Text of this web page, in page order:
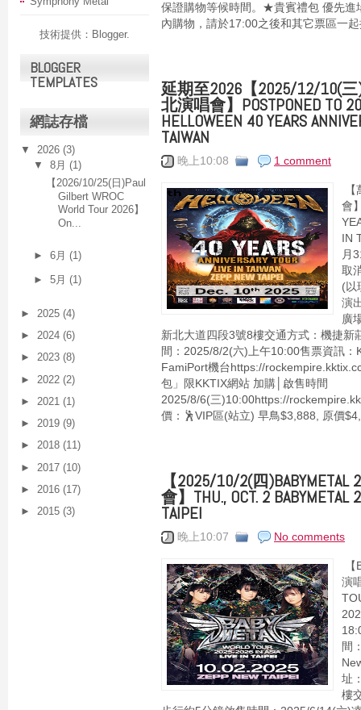
技術提供： Blogger.
BLOGGER
TEMPLATES
網誌存檔
▼ 2026 (3)
▼ 8月 (1)
【2026/10/25(日)Paul
Gilbert WROC
World Tour 2026】
On...
► 6月 (1)
► 5月 (1)
► 2025 (4)
► 2024 (6)
► 2023 (8)
► 2022 (2)
► 2021 (1)
► 2019 (9)
► 2018 (11)
► 2017 (10)
► 2016 (17)
► 2015 (3)
保證購物等候時間。★貴賓禮包 優先進
內購物，請於17:00之後和其它票區一
延期至2026【2025/12/10(
北演唱會】POSTPONED TO
HELLOWEEN 40 YEARS
TAIWAN
晚上10:08 1 comment
【
會
IN
月
取
(以
演
廣
新北大道四段3號8樓交通方式：機捷新
間：2025/8/2(六)上午10:00售票資訊：
FamiPort機台https://
包」限KKTIX網站 加購│啟售時間
2025/8/6(三)10:00https://
價：🕺VIP區(站立) 早鳥$3,888, 原價
【2025/10/2(四
會】THU., OCT. 2 BABYMETAL
TAIPEI
晚上10:07 No comments
【
演
間
址
樓